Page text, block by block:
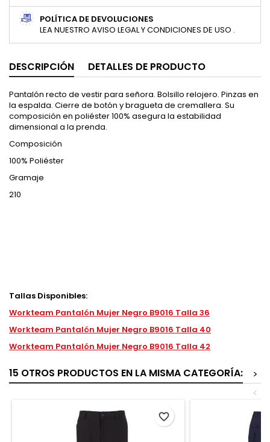
POLÍTICA DE DEVOLUCIONES
LEA NUESTRO AVISO LEGAL Y CONDICIONES DE USO .
DESCRIPCIÓN DETALLES DE PRODUCTO
Pantalón recto de vestir para señora. Bolsillo relojero. Pinzas en
la espalda. Cierre de botón y bragueta de cremallera. Su
composición en poliéster 100% asegura la estabilidad
dimensional a la prenda.
Composición
100% Poliéster
Gramaje
210
Tallas Disponibles:
Workteam Pantalón Mujer Negro B9016 Talla 36
Workteam Pantalón Mujer Negro B9016 Talla 40
Workteam Pantalón Mujer Negro B9016 Talla 42
15 OTROS PRODUCTOS EN LA MISMA CATEGORÍA:
>
<
favorite_border